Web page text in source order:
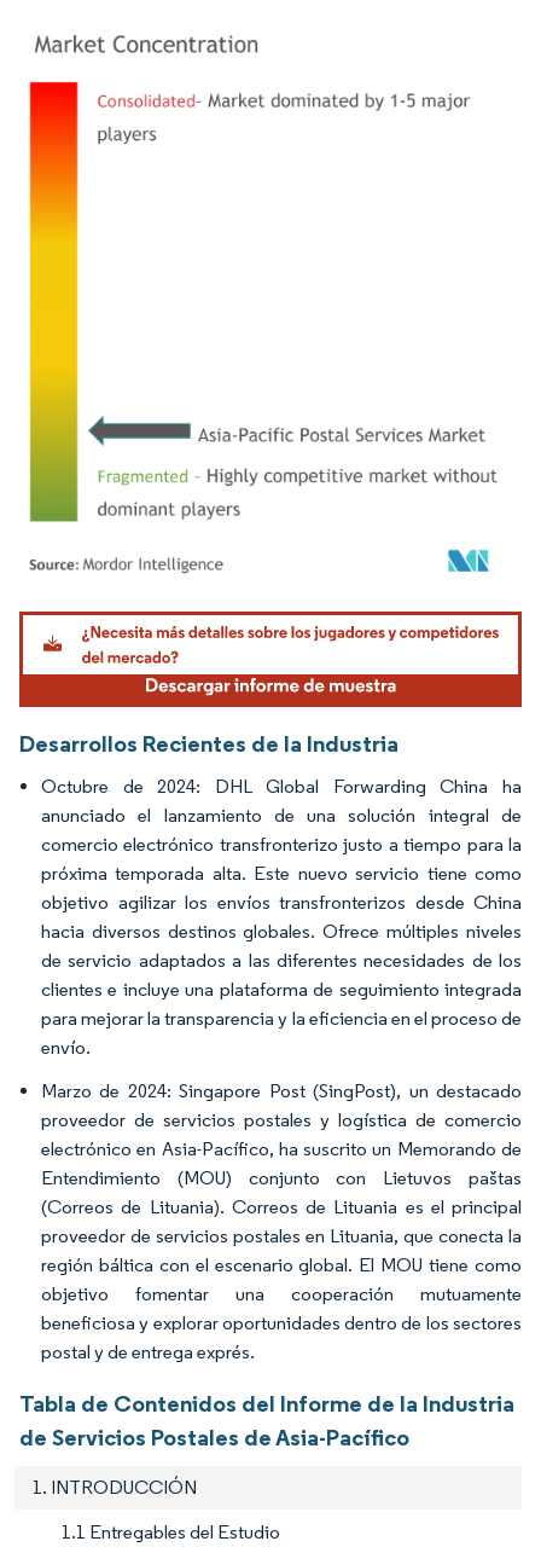
Imagen © Mordor Intelligence. El uso requiere atribución según CC BY 4.0.
Desarrollos Recientes de la Industria
Octubre de 2024: DHL Global Forwarding China ha
anunciado el lanzamiento de una solución integral de
comercio electrónico transfronterizo justo a tiempo para la
próxima temporada alta. Este nuevo servicio tiene como
objetivo agilizar los envíos transfronterizos desde China
hacia diversos destinos globales. Ofrece múltiples niveles
de servicio adaptados a las diferentes necesidades de los
clientes e incluye una plataforma de seguimiento integrada
para mejorar la transparencia y la eficiencia en el proceso de
envío.
Marzo de 2024: Singapore Post (SingPost), un destacado
proveedor de servicios postales y logística de comercio
electrónico en Asia-Pacífico, ha suscrito un Memorando de
Entendimiento (MOU) conjunto con Lietuvos paštas
(Correos de Lituania). Correos de Lituania es el principal
proveedor de servicios postales en Lituania, que conecta la
región báltica con el escenario global. El MOU tiene como
objetivo fomentar una cooperación mutuamente
beneficiosa y explorar oportunidades dentro de los sectores
postal y de entrega exprés.
Tabla de Contenidos del Informe de la Industria
de Servicios Postales de Asia-Pacífico
1. INTRODUCCIÓN
1.1 Entregables del Estudio